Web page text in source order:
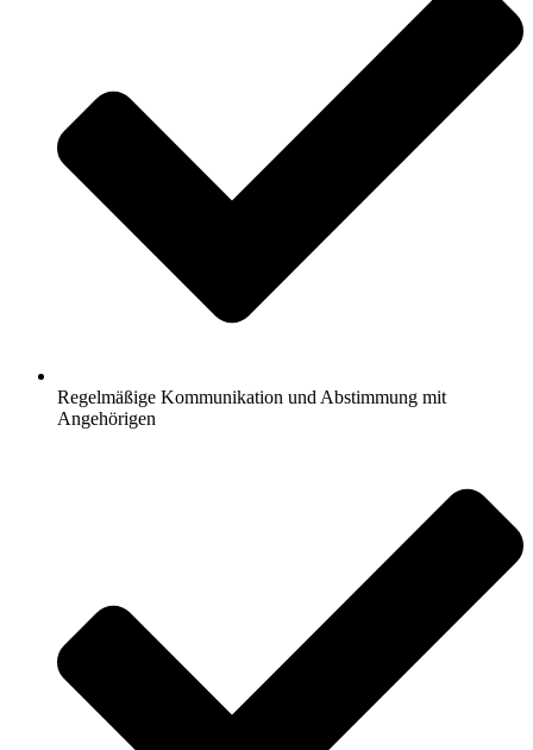
Regelmäßige Kommunikation und Abstimmung mit
Angehörigen